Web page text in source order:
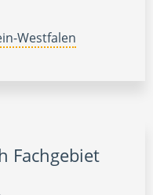
Westfalen
Fachgebiet